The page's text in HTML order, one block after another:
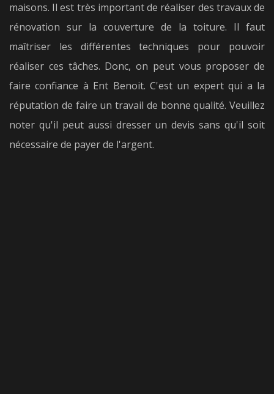
maisons. Il est très important de réaliser des travaux de
rénovation sur la couverture de la toiture. Il faut
maîtriser les différentes techniques pour pouvoir
réaliser ces tâches. Donc, on peut vous proposer de
faire confiance à Ent Benoit. C'est un expert qui a la
réputation de faire un travail de bonne qualité. Veuillez
noter qu'il peut aussi dresser un devis sans qu'il soit
nécessaire de payer de l'argent.